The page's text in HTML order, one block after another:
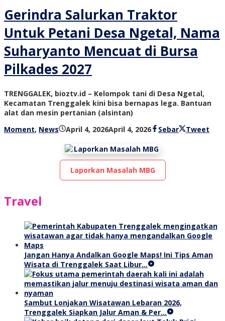
Gerindra Salurkan Traktor
Untuk Petani Desa Ngetal, Nama
Suharyanto Mencuat di Bursa
Pilkades 2027
TRENGGALEK, bioztv.id – Kelompok tani di Desa Ngetal,
Kecamatan Trenggalek kini bisa bernapas lega. Bantuan
alat dan mesin pertanian (alsintan)
Moment, News April 4, 2026April 4, 2026oleh
tv
Sebar Tweet
Laporkan Masalah MBG
Travel
Jangan Hanya Andalkan Google Maps! Ini Tips Aman
Wisata di Trenggalek Saat Libur…
Sambut Lonjakan Wisatawan Lebaran 2026,
Trenggalek Siapkan Jalur Aman & Per…